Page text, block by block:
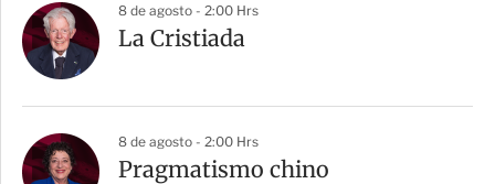
8 de agosto - 2:00 Hrs
La Cristiada
8 de agosto - 2:00 Hrs
Pragmatismo chino